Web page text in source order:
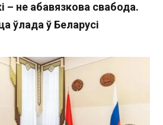
– не абавязкова свабода.
ўлада ў Беларусі